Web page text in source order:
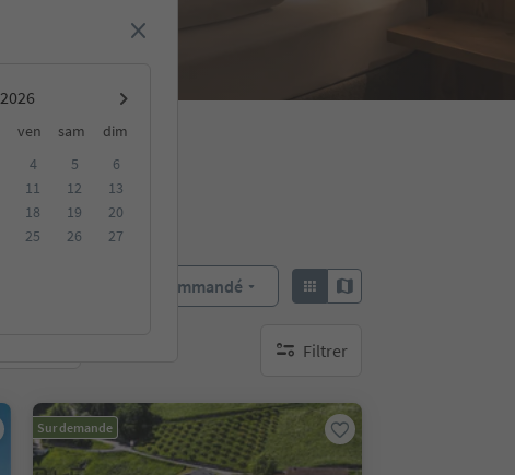
ven sam
dim
4 5
6
11 12
13
18 19
20
25 26
27
Recommandé
Filtrer
aucun filtre actif
Sur demande